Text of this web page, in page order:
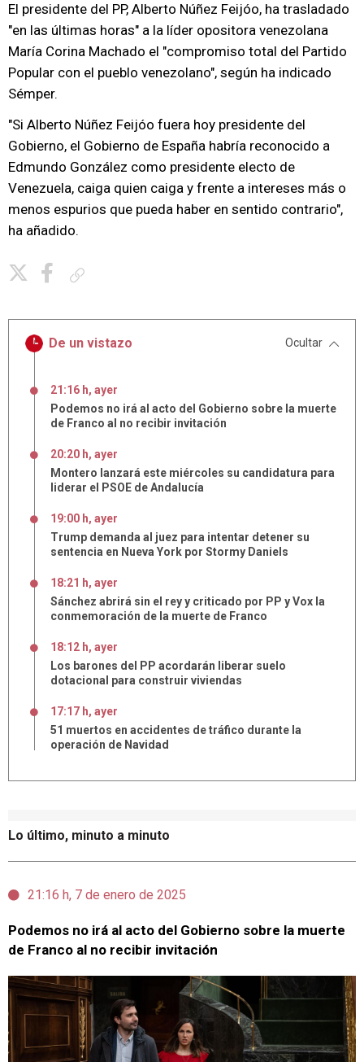
El presidente del PP, Alberto Núñez Feijóo, ha trasladado
"en las últimas horas" a la líder opositora venezolana
María Corina Machado el "compromiso total del Partido
Popular con el pueblo venezolano", según ha indicado
Sémper.
"Si Alberto Núñez Feijóo fuera hoy presidente del
Gobierno, el Gobierno de España habría reconocido a
Edmundo González como presidente electo de
Venezuela, caiga quien caiga y frente a intereses más o
menos espurios que pueda haber en sentido contrario",
ha añadido.
Lo último, minuto a minuto
21:16 h, 7 de enero de 2025
Podemos no irá al acto del Gobierno sobre la muerte
de Franco al no recibir invitación
De un vistazo Ocultar
21:16 h, ayer
Podemos no irá al acto del Gobierno sobre la muerte
de Franco al no recibir invitación
20:20 h, ayer
Montero lanzará este miércoles su candidatura para
liderar el PSOE de Andalucía
19:00 h, ayer
Trump demanda al juez para intentar detener su
sentencia en Nueva York por Stormy Daniels
18:21 h, ayer
Sánchez abrirá sin el rey y criticado por PP y Vox la
conmemoración de la muerte de Franco
18:12 h, ayer
Los barones del PP acordarán liberar suelo
dotacional para construir viviendas
17:17 h, ayer
51 muertos en accidentes de tráfico durante la
operación de Navidad